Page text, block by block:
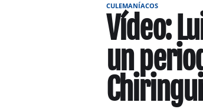
CULEMANÍACOS
Vídeo:
un